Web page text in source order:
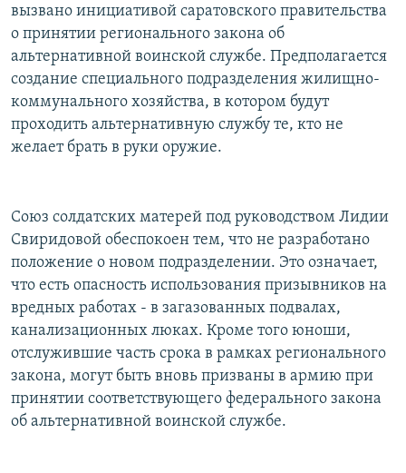
вызвано инициативой саратовского правительства
о принятии регионального закона об
альтернативной воинской службе. Предполагается
создание специального подразделения жилищно-
коммунального хозяйства, в котором будут
проходить альтернативную службу те, кто не
желает брать в руки оружие.
Союз солдатских матерей под руководством Лидии
Свиридовой обеспокоен тем, что не разработано
положение о новом подразделении. Это означает,
что есть опасность использования призывников на
вредных работах - в загазованных подвалах,
канализационных люках. Кроме того юноши,
отслужившие часть срока в рамках регионального
закона, могут быть вновь призваны в армию при
принятии соответствующего федерального закона
об альтернативной воинской службе.